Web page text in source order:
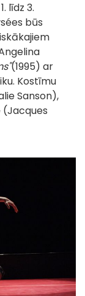
līdz 3.
būs
(1995) ar
Kostīmu
Sanson),
(Jacques